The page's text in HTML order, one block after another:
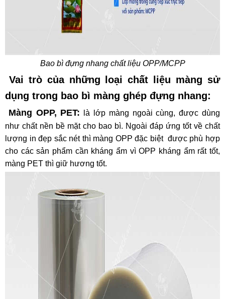
Bao bì đựng nhang chất liệu OPP/MCPP
Vai trò của những loại chất liệu màng sử
dụng trong bao bì màng ghép đựng nhang:
Màng OPP, PET: là lớp màng ngoài cùng, được dùng
như chất nền bề mặt cho bao bì. Ngoài đáp ứng tốt về chất
lượng in đẹp sắc nét thì màng OPP đặc biệt được phù hợp
cho các sản phẩm cần kháng ẩm vì OPP kháng ẩm rất tốt,
màng PET thì giữ hương tốt.